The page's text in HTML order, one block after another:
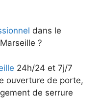
dans le
?
24h/24 et 7j/7
ouverture de porte,
de serrure